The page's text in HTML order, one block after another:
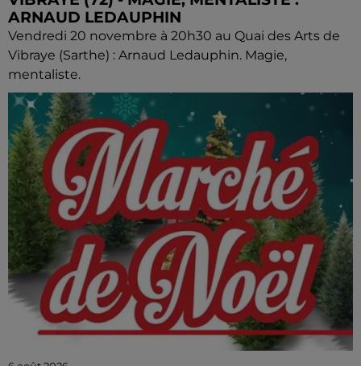
ARNAUD LEDAUPHIN
Vendredi 20 novembre à 20h30 au Quai des Arts de
Vibraye (Sarthe) : Arnaud Ledauphin. Magie,
mentaliste.